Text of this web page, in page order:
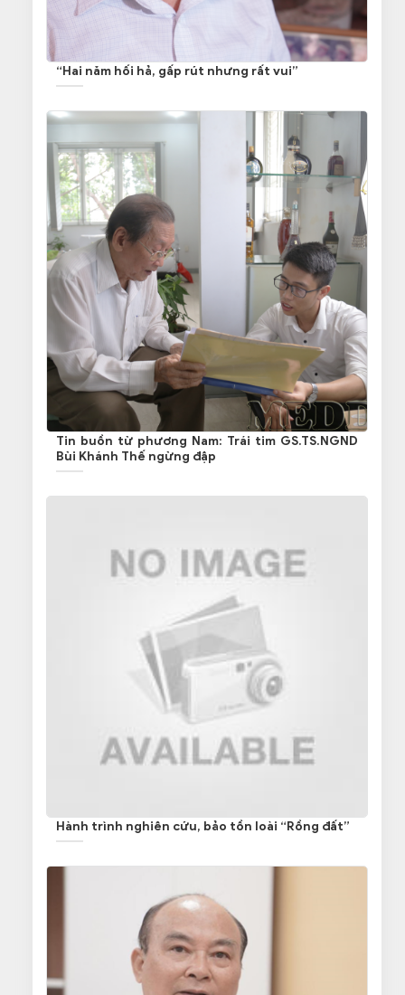
“Hai năm hối hả, gấp rút nhưng rất vui”
Tin buồn từ phương Nam: Trái tim GS.TS.NGND
Bùi Khánh Thế ngừng đập
Hành trình nghiên cứu, bảo tồn loài “Rồng đất”